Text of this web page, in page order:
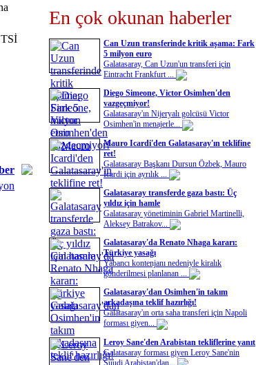
TSİ
En çok okunan haberler
Can Uzun transferinde kritik aşama: Fark
5 milyon euro
Galatasaray, Can Uzun'un transferi için
Eintracht Frankfurt ...
Diego Simeone, Victor Osimhen'den
vazgeçmiyor!
Galatasaray'ın Nijeryalı golcüsü Victor
Osimhen'in menajerle...
Mauro Icardi'den Galatasaray'ın teklifine
ret!
Galatasaray Başkanı Dursun Özbek, Mauro
Icardi için ayrılık ...
Galatasaray transferde gaza bastı: Üç
yıldız için hamle
Galatasaray yönetiminin Gabriel Martinelli,
Aleksey Batrakov...
Galatasaray'da Renato Nhaga kararı:
Türkiye yasağı
Yabancı kontenjanı nedeniyle kiralık
gönderilmesi planlanan ...
Galatasaray'dan Osimhen'in takım
arkadaşına teklif hazırlığı!
Galatasaray'ın orta saha transferi için Napoli
forması giyen...
Leroy Sane'den Arabistan tekliflerine yanıt
Galatasaray forması giyen Leroy Sane'nin
Suudi Arabistan'dan...